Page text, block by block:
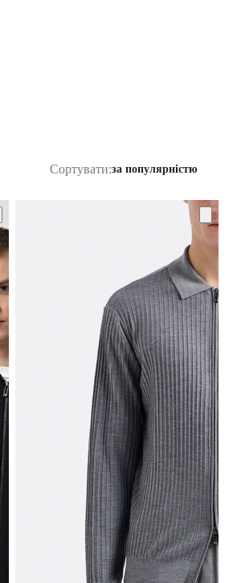
Сортувати:за популярністю